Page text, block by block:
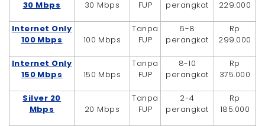
30 Mbps
30 Mbps
FUP
perangkat
229.000
Internet Only
100 Mbps
100 Mbps
Tanpa
FUP
6-8
perangkat
Rp
299.000
Internet Only
150 Mbps
150 Mbps
Tanpa
FUP
8-10
perangkat
Rp
375.000
Silver 20
Mbps
20 Mbps
Tanpa
FUP
2-4
perangkat
Rp
185.000